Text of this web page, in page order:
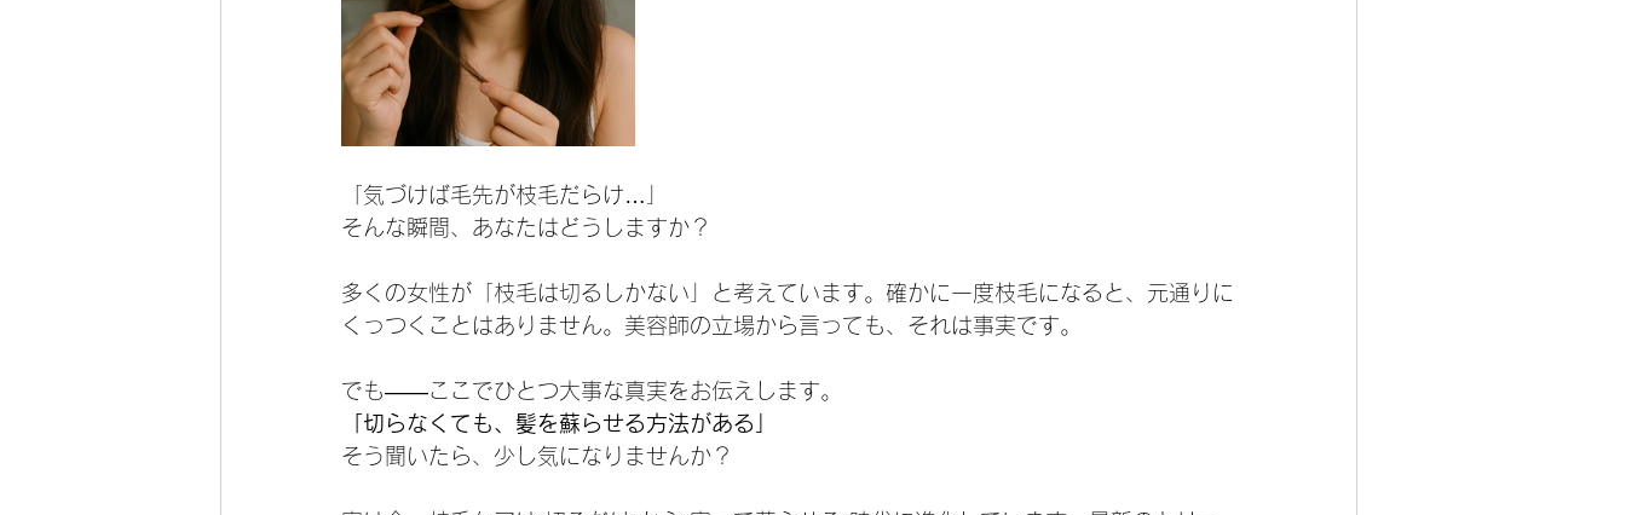
「気づけば毛先が枝毛だらけ…」
そんな瞬間、あなたはどうしますか？
多くの女性が「枝毛は切るしかない」と考えています。確かに一度枝毛になると、元通りに
くっつくことはありません。美容師の立場から言っても、それは事実です。
でも――ここでひとつ大事な真実をお伝えします。
「切らなくても、髪を蘇らせる方法がある」
そう聞いたら、少し気になりませんか？